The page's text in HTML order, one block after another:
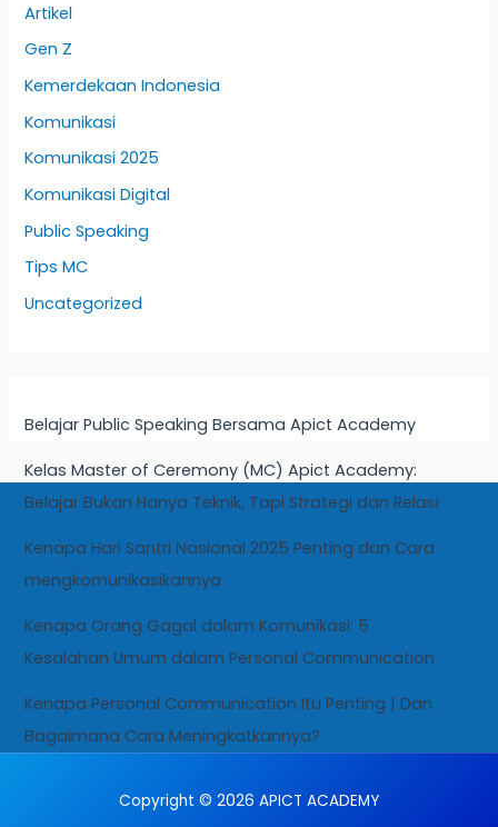
Artikel
Gen Z
Kemerdekaan Indonesia
Komunikasi
Komunikasi 2025
Komunikasi Digital
Public Speaking
Tips MC
Uncategorized
Belajar Public Speaking Bersama Apict Academy
Kelas Master of Ceremony (MC) Apict Academy:
Belajar Bukan Hanya Teknik, Tapi Strategi dan Relasi
Kenapa Hari Santri Nasional 2025 Penting dan Cara
mengkomunikasikannya
Kenapa Orang Gagal dalam Komunikasi: 5
Kesalahan Umum dalam Personal Communication
Kenapa Personal Communication Itu Penting | Dan
Bagaimana Cara Meningkatkannya?
Copyright © 2026 APICT ACADEMY